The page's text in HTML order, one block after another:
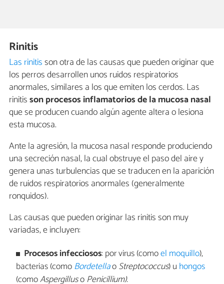
Rinitis
Las rinitisson otra de las causas que pueden originar que
los perros desarrollen unos ruidos respiratorios
anormales, similares a los que emiten los cerdos. Las
rinitisson procesos inflamatorios de la mucosa nasal
que se producen cuando algún agente altera o lesiona
esta mucosa.
Ante la agresión, la mucosa nasal responde produciendo
una secreción nasal, la cual obstruye el paso del aire y
genera unas turbulencias que se traducen en la aparición
de ruidos respiratorios anormales (generalmente
ronquidos).
Las causas que pueden originar las rinitis son muy
variadas, e incluyen:
Procesos infecciosos: por virus (comoel moquillo),
bacterias (comoBordetellaoStreptococcus) u hongos
(comoAspergillusoPenicillium).